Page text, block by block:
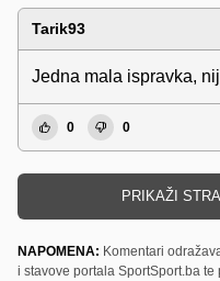
Tarik93
Jedna mala ispravka,
0 0
PRIKAŽI
NAPOMENA: Komentari
i stavove portala SportSport.ba